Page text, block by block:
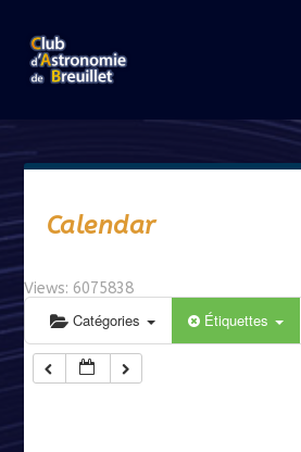
Calendar
Views: 6075838
Catégories Étiquettes